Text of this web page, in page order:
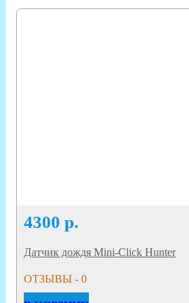
4300 р.
Датчик дождя Mini-Click Hunter
ОТЗЫВЫ - 0